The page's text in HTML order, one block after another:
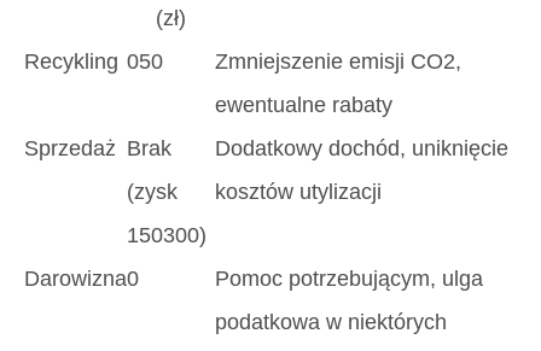
(zł)
Recykling 050
Zmniejszenie emisji CO2,
ewentualne rabaty
Sprzedaż Brak
(zysk
150300)
Dodatkowy dochód, uniknięcie
kosztów utylizacji
Darowizna0
Pomoc potrzebującym, ulga
podatkowa w niektórych